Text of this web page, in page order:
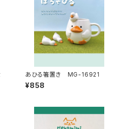
あひる箸置き MG-16921
¥858